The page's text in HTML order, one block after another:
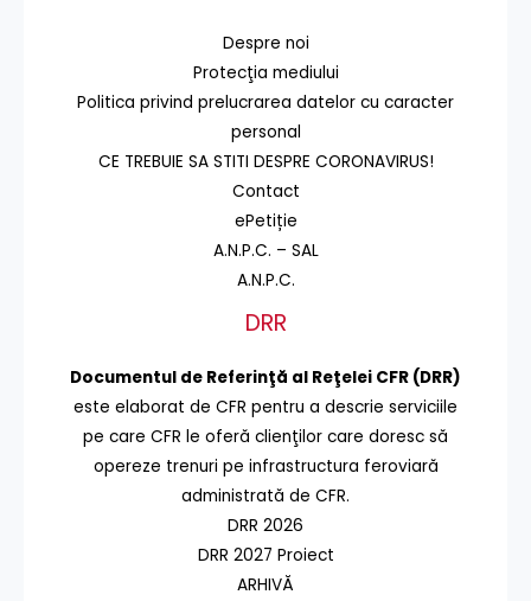
Despre noi
Protecţia mediului
Politica privind prelucrarea datelor cu caracter
personal
CE TREBUIE SA STITI DESPRE CORONAVIRUS!
Contact
ePetiție
A.N.P.C. – SAL
A.N.P.C.
DRR
Documentul de Referinţă al Reţelei CFR (DRR)
este elaborat de CFR pentru a descrie serviciile
pe care CFR le oferă clienţilor care doresc să
opereze trenuri pe infrastructura feroviară
administrată de CFR.
DRR 2026
DRR 2027 Proiect
ARHIVĂ